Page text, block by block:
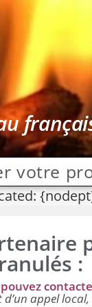
votre
:
pouvez
appel local,